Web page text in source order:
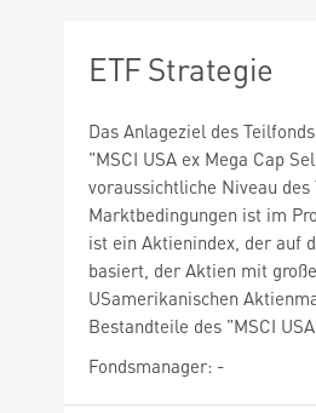
ETF Strategie
Das Anlageziel des
"MSCI USA ex Mega Cap
voraussichtliche Niveau
Marktbedingungen ist im
ist ein Aktienindex, der auf
basiert, der Aktien mit
USamerikanischen
Bestandteile des "MSCI
Fondsmanager: -